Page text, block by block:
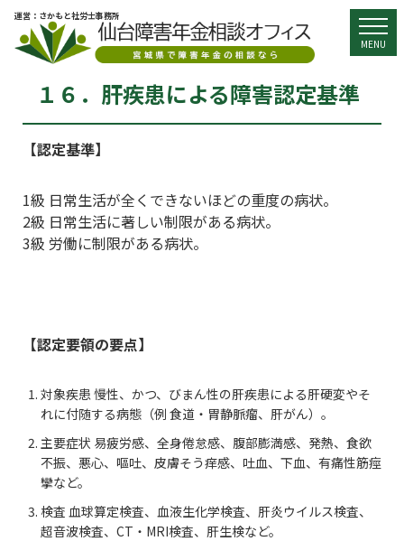
MENU
運営：さかもと社労士事務所
１６．肝疾患による障害認定基準
【認定基準】
1級 日常生活が全くできないほどの重度の病状。
2級 日常生活に著しい制限がある病状。
3級 労働に制限がある病状。
【認定要領の要点】
対象疾患 慢性、かつ、びまん性の肝疾患による肝硬変やそ
れに付随する病態（例 食道・胃静脈瘤、肝がん）。
主要症状 易疲労感、全身倦怠感、腹部膨満感、発熱、食欲
不振、悪心、嘔吐、皮膚そう痒感、吐血、下血、有痛性筋痙
攣など。
検査 血球算定検査、血液生化学検査、肝炎ウイルス検査、
超音波検査、CT・MRI検査、肝生検など。